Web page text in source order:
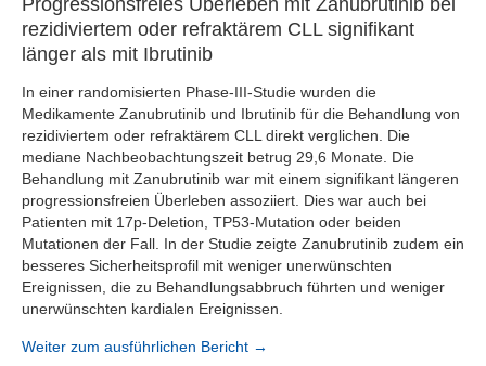
rezidiviertem oder refraktärem CLL signifikant
länger als mit Ibrutinib
In einer randomisierten Phase-III-Studie wurden die
Medikamente Zanubrutinib und Ibrutinib für die Behandlung von
rezidiviertem oder refraktärem CLL direkt verglichen. Die
mediane Nachbeobachtungszeit betrug 29,6 Monate. Die
Behandlung mit Zanubrutinib war mit einem signifikant längeren
progressionsfreien Überleben assoziiert. Dies war auch bei
Patienten mit 17p-Deletion, TP53-Mutation oder beiden
Mutationen der Fall. In der Studie zeigte Zanubrutinib zudem ein
besseres Sicherheitsprofil mit weniger unerwünschten
Ereignissen, die zu Behandlungsabbruch führten und weniger
unerwünschten kardialen Ereignissen.
Weiter zum ausführlichen Bericht →